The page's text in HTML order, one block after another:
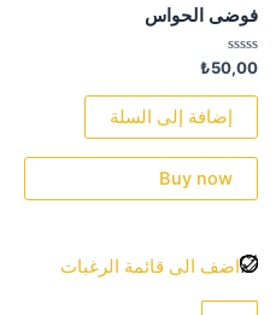
فوضى الحواس
تم
التقييم
0
₺50,00
إضافة إلى السلة
Buy now
اضف الى قائمة الرغبات